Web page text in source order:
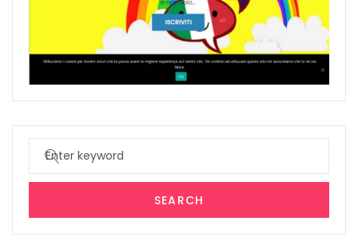
Search
SEARCH